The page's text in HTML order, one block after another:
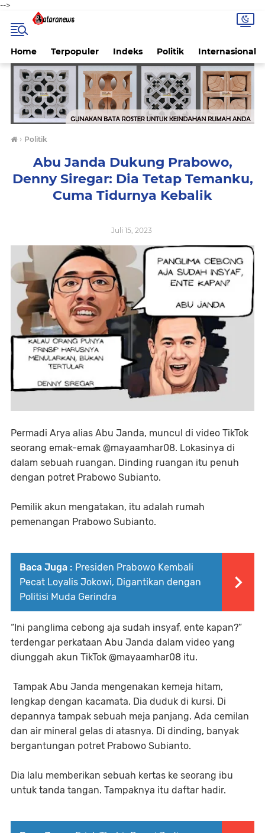
-->
Home Terpopuler Indeks Politik Internasional
› Politik
Abu Janda Dukung Prabowo,
Denny Siregar: Dia Tetap Temanku,
Cuma Tidurnya Kebalik
Juli 15, 2023
Permadi Arya alias Abu Janda, muncul di video TikTok
seorang emak-emak @mayaamhar08. Lokasinya di
dalam sebuah ruangan. Dinding ruangan itu penuh
dengan potret Prabowo Subianto.
Pemilik akun mengatakan, itu adalah rumah
pemenangan Prabowo Subianto.
Baca Juga : Presiden Prabowo Kembali
Pecat Loyalis Jokowi, Digantikan dengan
Politisi Muda Gerindra
“Ini panglima cebong aja sudah insyaf, ente kapan?”
terdengar perkataan Abu Janda dalam video yang
diunggah akun TikTok @mayaamhar08 itu.
Tampak Abu Janda mengenakan kemeja hitam,
lengkap dengan kacamata. Dia duduk di kursi. Di
depannya tampak sebuah meja panjang. Ada cemilan
dan air mineral gelas di atasnya. Di dinding, banyak
bergantungan potret Prabowo Subianto.
Dia lalu memberikan sebuah kertas ke seorang ibu
untuk tanda tangan. Tampaknya itu daftar hadir.